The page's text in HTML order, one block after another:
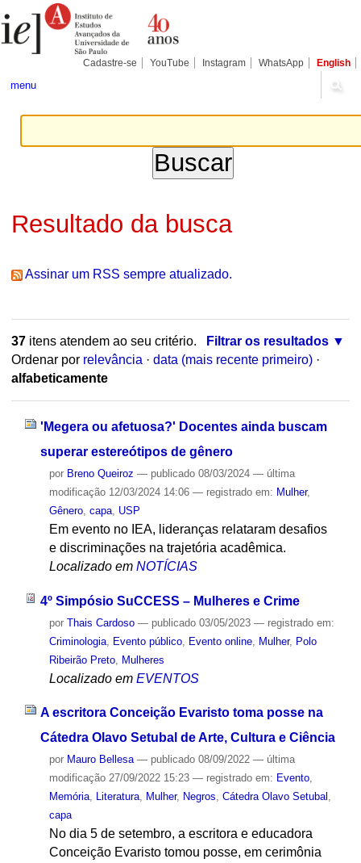
para
conteúdo.
Pessoais
Cadastre-se YouTube Instagram WhatsApp English
menu
Resultado da busca
Assinar um RSS sempre atualizado.
37itens atendem ao seu critério.
Filtrar os resultados
Ordenar por relevância · data (mais recente primeiro) ·
alfabeticamente
'Megera ou afetuosa?' Docentes ainda buscam
superar estereótipos de gênero
por Breno Queiroz — publicado08/03/2024 — última
modificação12/03/2024 14:06 — registrado em: Mulher,
Gênero, capa, USP
Em evento no IEA, lideranças relataram desafios
e discriminações na trajetória acadêmica.
Localizado em NOTÍCIAS
4º Simpósio SuCCESS – Mulheres e Crime
por Thais Cardoso — publicado03/05/2023 — registrado em:
Criminologia, Evento público, Evento online, Mulher, Polo
Ribeirão Preto, Mulheres
Localizado em EVENTOS
A escritora Conceição Evaristo toma posse na
Cátedra Olavo Setubal de Arte, Cultura e Ciência
por Mauro Bellesa — publicado08/09/2022 — última
modificação27/09/2022 15:23 — registrado em: Evento,
Memória, Literatura, Mulher, Negros, Cátedra Olavo Setubal ,
capa
No dia 5 de setembro, a escritora e educadora
Conceição Evaristo tomou posse, em cerimônia